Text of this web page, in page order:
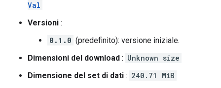
Val
Versioni :
0.1.0 (predefinito): versione iniziale.
Dimensioni del download : Unknown size
Dimensione del set di dati : 240.71 MiB